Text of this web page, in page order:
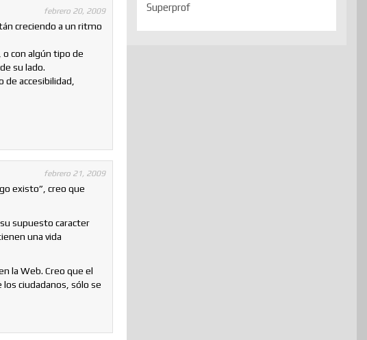
febrero 20, 2009
creciendo a un ritmo
o con algún tipo de
su lado.
accesibilidad,
febrero 21, 2009
existo”, creo que
supuesto caracter
una vida
la Web. Creo que el
ciudadanos, sólo se
Superprof